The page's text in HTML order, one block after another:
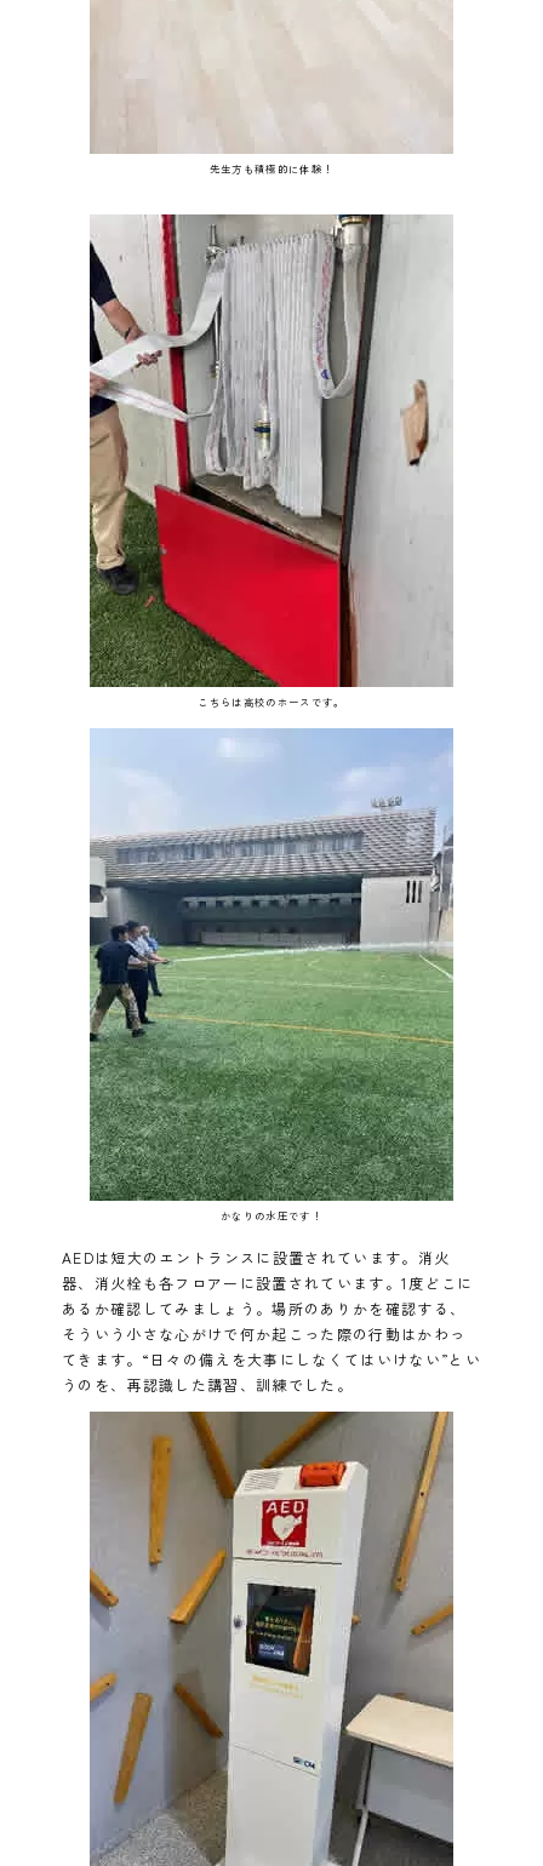
先生方も積極的に体験！
こちらは高校のホースです。
かなりの水圧です！
AEDは短大のエントランスに設置されています。消火
器、消火栓も各フロアーに設置されています。1度どこに
あるか確認してみましょう。場所のありかを確認する、
そういう小さな心がけで何か起こった際の行動はかわっ
てきます。“日々の備えを大事にしなくてはいけない”とい
うのを、再認識した講習、訓練でした。